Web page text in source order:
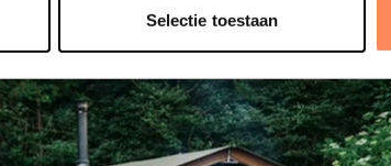
Selectie toestaan